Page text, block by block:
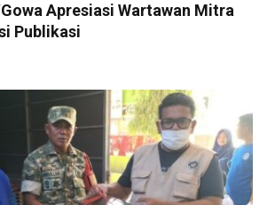
Apresiasi Wartawan Mitra
Publikasi